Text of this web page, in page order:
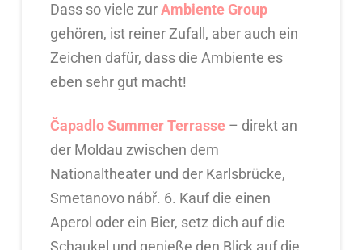
Dass so viele zurAmbiente Group
gehören, ist reiner Zufall, aber auch ein
Zeichen dafür, dass die Ambiente es
eben sehr gut macht!
Čapadlo Summer Terrasse– direkt an
der Moldau zwischen dem
Nationaltheater und der Karlsbrücke,
Smetanovo nábř. 6. Kauf die einen
Aperol oder ein Bier, setz dich auf die
Schaukel und genieße den Blick auf die